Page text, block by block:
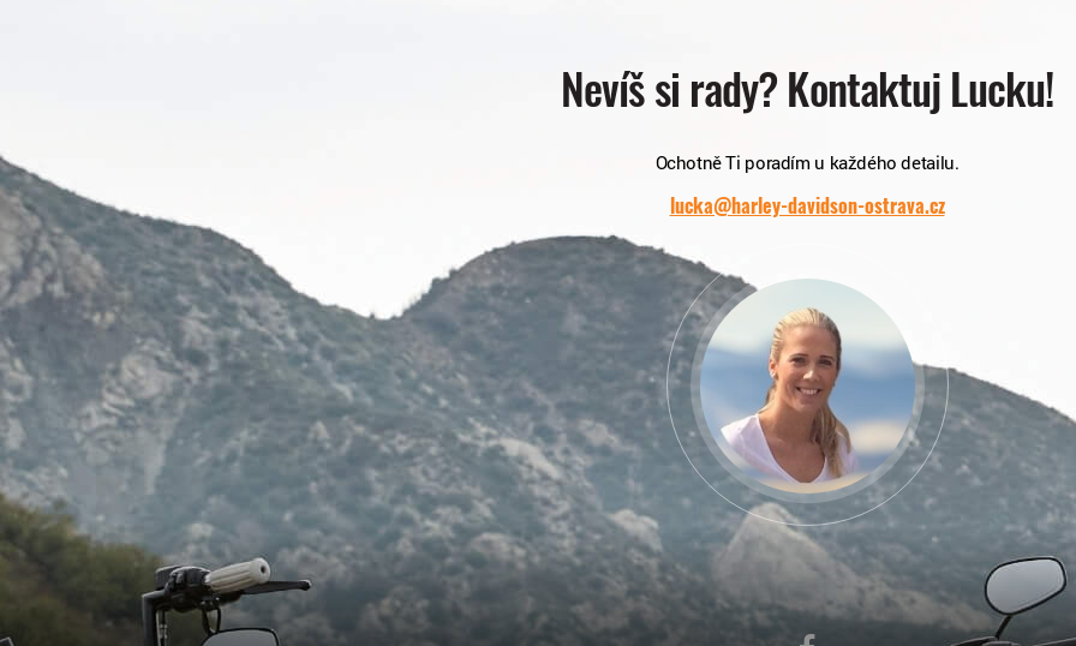
Nevíš si rady? Kontaktuj Lucku!
Ochotně Ti poradím u každého detailu.
lucka@harley-davidson-ostrava.cz